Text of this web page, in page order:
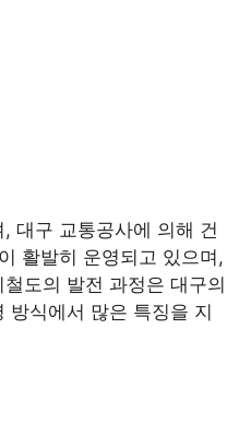
대구 교통공사에 의해 건
활발히 운영되고 있으며,
도의 발전 과정은 대구의
방식에서 많은 특징을 지